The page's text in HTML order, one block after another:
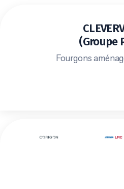
(Groupe
Fourgons